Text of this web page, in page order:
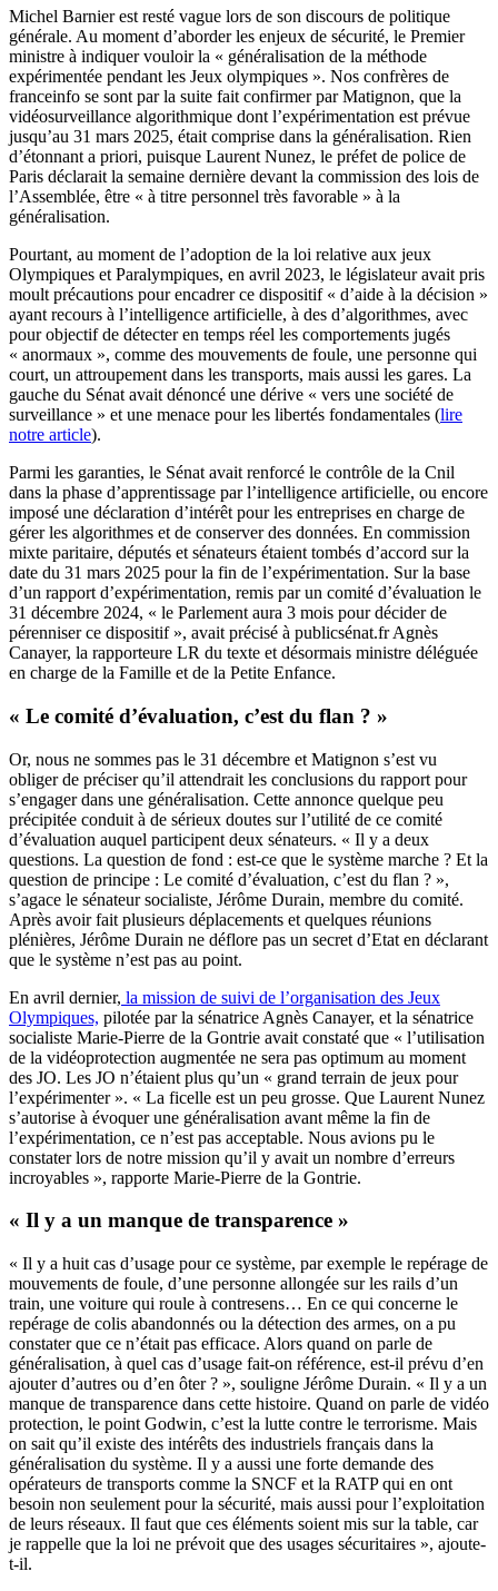
Michel Barnier est resté vague lors de son discours de politique
générale. Au moment d’aborder les enjeux de sécurité, le Premier
ministre à indiquer vouloir la « généralisation de la méthode
expérimentée pendant les Jeux olympiques ». Nos confrères de
franceinfo se sont par la suite fait confirmer par Matignon, que la
vidéosurveillance algorithmique dont l’expérimentation est prévue
jusqu’au 31 mars 2025, était comprise dans la généralisation. Rien
d’étonnant a priori, puisque Laurent Nunez, le préfet de police de
Paris déclarait la semaine dernière devant la commission des lois de
l’Assemblée, être « à titre personnel très favorable » à la
généralisation.
Pourtant, au moment de l’adoption de la loi relative aux jeux
Olympiques et Paralympiques, en avril 2023, le législateur avait pris
moult précautions pour encadrer ce dispositif « d’aide à la décision »
ayant recours à l’intelligence artificielle, à des d’algorithmes, avec
pour objectif de détecter en temps réel les comportements jugés
« anormaux », comme des mouvements de foule, une personne qui
court, un attroupement dans les transports, mais aussi les gares. La
gauche du Sénat avait dénoncé une dérive « vers une société de
surveillance » et une menace pour les libertés fondamentales (lire
notre article).
Parmi les garanties, le Sénat avait renforcé le contrôle de la Cnil
dans la phase d’apprentissage par l’intelligence artificielle, ou encore
imposé une déclaration d’intérêt pour les entreprises en charge de
gérer les algorithmes et de conserver des données. En commission
mixte paritaire, députés et sénateurs étaient tombés d’accord sur la
date du 31 mars 2025 pour la fin de l’expérimentation. Sur la base
d’un rapport d’expérimentation, remis par un comité d’évaluation le
31 décembre 2024, « le Parlement aura 3 mois pour décider de
pérenniser ce dispositif », avait précisé à publicsénat.fr Agnès
Canayer, la rapporteure LR du texte et désormais ministre déléguée
en charge de la Famille et de la Petite Enfance.
« Le comité d’évaluation, c’est du flan ? »
Or, nous ne sommes pas le 31 décembre et Matignon s’est vu
obliger de préciser qu’il attendrait les conclusions du rapport pour
s’engager dans une généralisation. Cette annonce quelque peu
précipitée conduit à de sérieux doutes sur l’utilité de ce comité
d’évaluation auquel participent deux sénateurs. « Il y a deux
questions. La question de fond : est-ce que le système marche ? Et la
question de principe : Le comité d’évaluation, c’est du flan ? »,
s’agace le sénateur socialiste, Jérôme Durain, membre du comité.
Après avoir fait plusieurs déplacements et quelques réunions
plénières, Jérôme Durain ne déflore pas un secret d’Etat en déclarant
que le système n’est pas au point.
En avril dernier, la mission de suivi de l’organisation des Jeux
Olympiques, pilotée par la sénatrice Agnès Canayer, et la sénatrice
socialiste Marie-Pierre de la Gontrie avait constaté que « l’utilisation
de la vidéoprotection augmentée ne sera pas optimum au moment
des JO. Les JO n’étaient plus qu’un « grand terrain de jeux pour
l’expérimenter ». « La ficelle est un peu grosse. Que Laurent Nunez
s’autorise à évoquer une généralisation avant même la fin de
l’expérimentation, ce n’est pas acceptable. Nous avions pu le
constater lors de notre mission qu’il y avait un nombre d’erreurs
incroyables », rapporte Marie-Pierre de la Gontrie.
« Il y a un manque de transparence »
« Il y a huit cas d’usage pour ce système, par exemple le repérage de
mouvements de foule, d’une personne allongée sur les rails d’un
train, une voiture qui roule à contresens… En ce qui concerne le
repérage de colis abandonnés ou la détection des armes, on a pu
constater que ce n’était pas efficace. Alors quand on parle de
généralisation, à quel cas d’usage fait-on référence, est-il prévu d’en
ajouter d’autres ou d’en ôter ? », souligne Jérôme Durain. « Il y a un
manque de transparence dans cette histoire. Quand on parle de vidéo
protection, le point Godwin, c’est la lutte contre le terrorisme. Mais
on sait qu’il existe des intérêts des industriels français dans la
généralisation du système. Il y a aussi une forte demande des
opérateurs de transports comme la SNCF et la RATP qui en ont
besoin non seulement pour la sécurité, mais aussi pour l’exploitation
de leurs réseaux. Il faut que ces éléments soient mis sur la table, car
je rappelle que la loi ne prévoit que des usages sécuritaires », ajoute-
t-il.